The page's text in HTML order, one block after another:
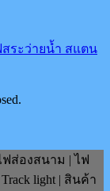
สระว่ายน้ำ สแตน
ส่องสนาม | ไฟ
light | สินค้า